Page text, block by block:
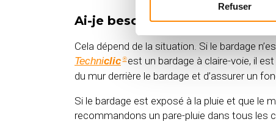
Refuser
Ai-je besoin d’un pare-pluie
Cela dépend de la situation. Si le bardage
Techniclic ®est un bardage à claire-voie, il
du mur derrière le bardage et d’assurer un
Si le bardage est exposé à la pluie et que le
recommandons un pare-pluie dans tous les